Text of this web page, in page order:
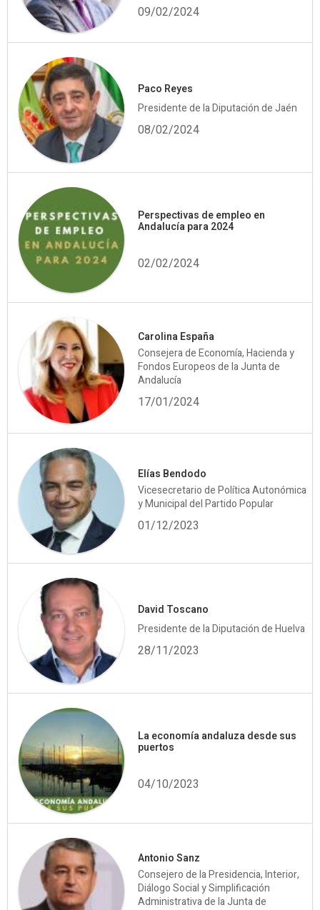
09/02/2024
Paco Reyes
Presidente de la Diputación de Jaén
08/02/2024
Perspectivas de empleo en
Andalucía para 2024
02/02/2024
Carolina España
Consejera de Economía, Hacienda y
Fondos Europeos de la Junta de
Andalucía
17/01/2024
Elías Bendodo
Vicesecretario de Política Autonómica
y Municipal del Partido Popular
01/12/2023
David Toscano
Presidente de la Diputación de Huelva
28/11/2023
La economía andaluza desde sus
puertos
04/10/2023
Antonio Sanz
Consejero de la Presidencia, Interior,
Diálogo Social y Simplificación
Administrativa de la Junta de